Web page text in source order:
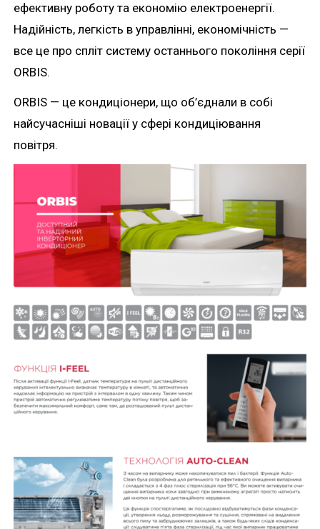
ефективну роботу та економію електроенергії.
Надійність, легкість в управлінні, економічність —
все це про спліт систему останнього покоління серії
ORBIS.
ORBIS — це кондиціонери, що об’єднали в собі
найсучасніші новації у сфері кондиціювання
повітря.